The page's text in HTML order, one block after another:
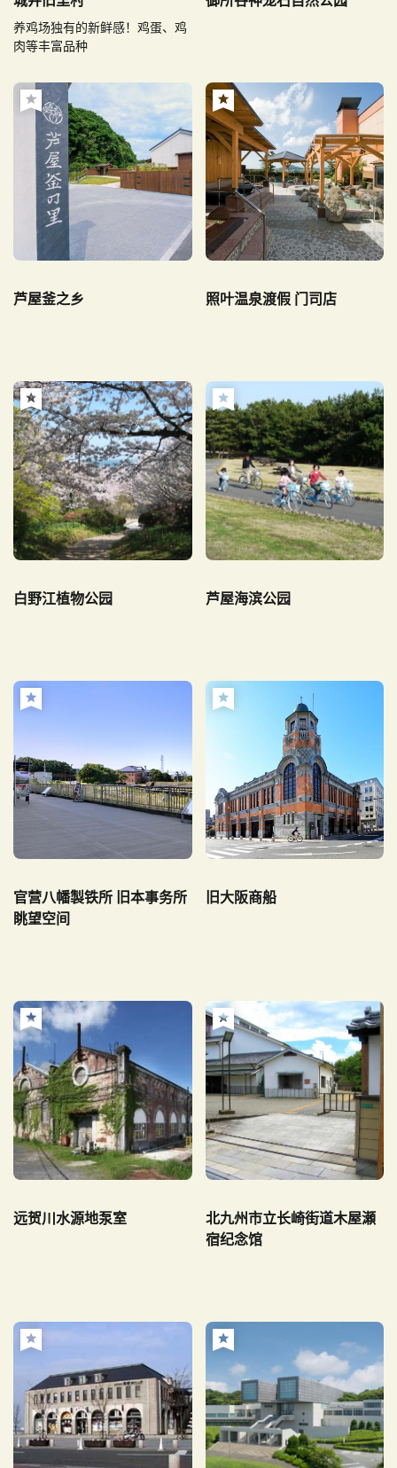
养鸡场独有的新鲜感！鸡蛋、鸡
肉等丰富品种
芦屋釜之乡 照叶温泉渡假 门司店
白野江植物公园 芦屋海滨公园
官营八幡製铁所 旧本事务所
眺望空间
旧大阪商船
远贺川水源地泵室
北九州市立长崎街道木屋瀬
宿纪念馆